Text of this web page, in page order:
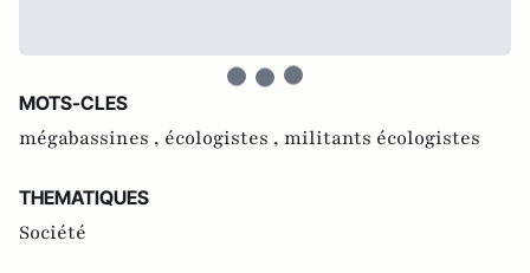
MOTS-CLES
mégabassines , écologistes , militants écologistes
THEMATIQUES
Société